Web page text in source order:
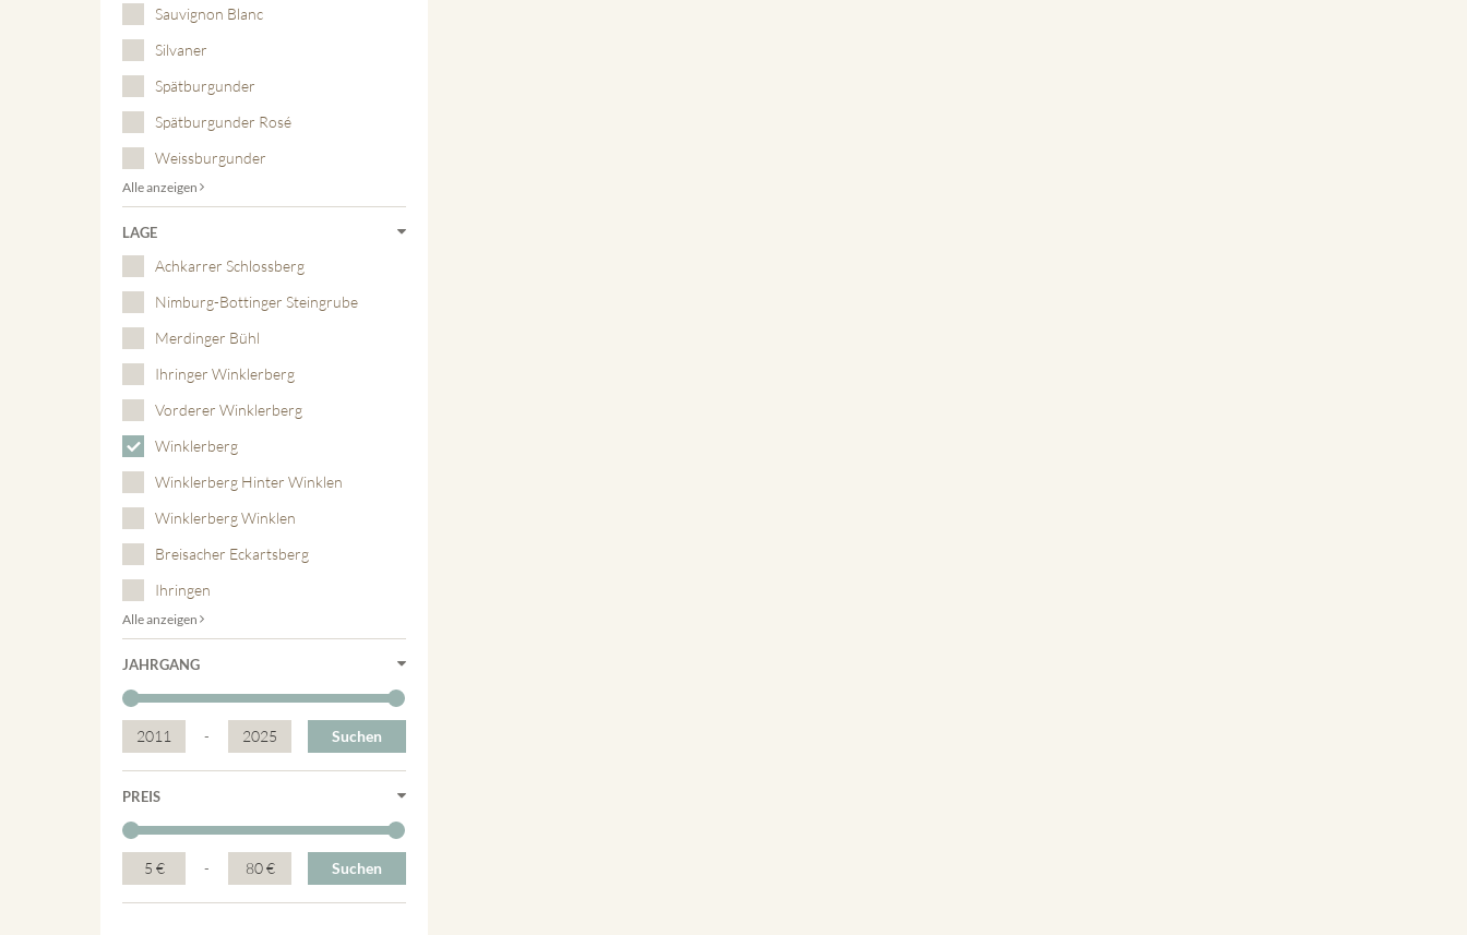
Sauvignon Blanc
Silvaner
Spätburgunder
Spätburgunder Rosé
Weissburgunder
Alle anzeigen
LAGE
Achkarrer Schlossberg
Nimburg-Bottinger Steingrube
Merdinger Bühl
Ihringer Winklerberg
Vorderer Winklerberg
Winklerberg
Winklerberg Hinter Winklen
Winklerberg Winklen
Breisacher Eckartsberg
Ihringen
Alle anzeigen
JAHRGANG
2011 - 2025 Suchen
PREIS
5 € - 80 € Suchen